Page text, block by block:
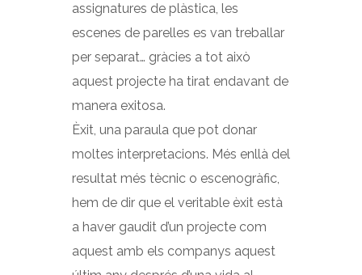
assignatures de plàstica, les
escenes de parelles es van treballar
per separat… gràcies a tot això
aquest projecte ha tirat endavant de
manera exitosa.
Èxit, una paraula que pot donar
moltes interpretacions. Més enllà del
resultat més tècnic o escenogràfic,
hem de dir que el veritable èxit està
a haver gaudit d’un projecte com
aquest amb els companys aquest